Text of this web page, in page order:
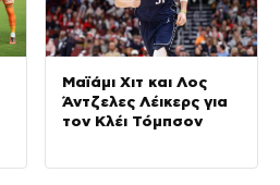
Μαϊάμι Χιτ και Λος
Άντζελες Λέικερς για
τον Κλέι Τόμπσον